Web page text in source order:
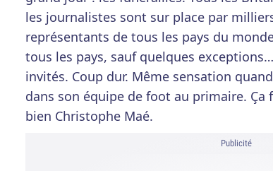
les journalistes sont sur place par
représentants de tous les pays du
tous les pays, sauf quelques
invités. Coup dur. Même sensation
dans son équipe de foot au primaire.
bien Christophe Maé.
Publicité